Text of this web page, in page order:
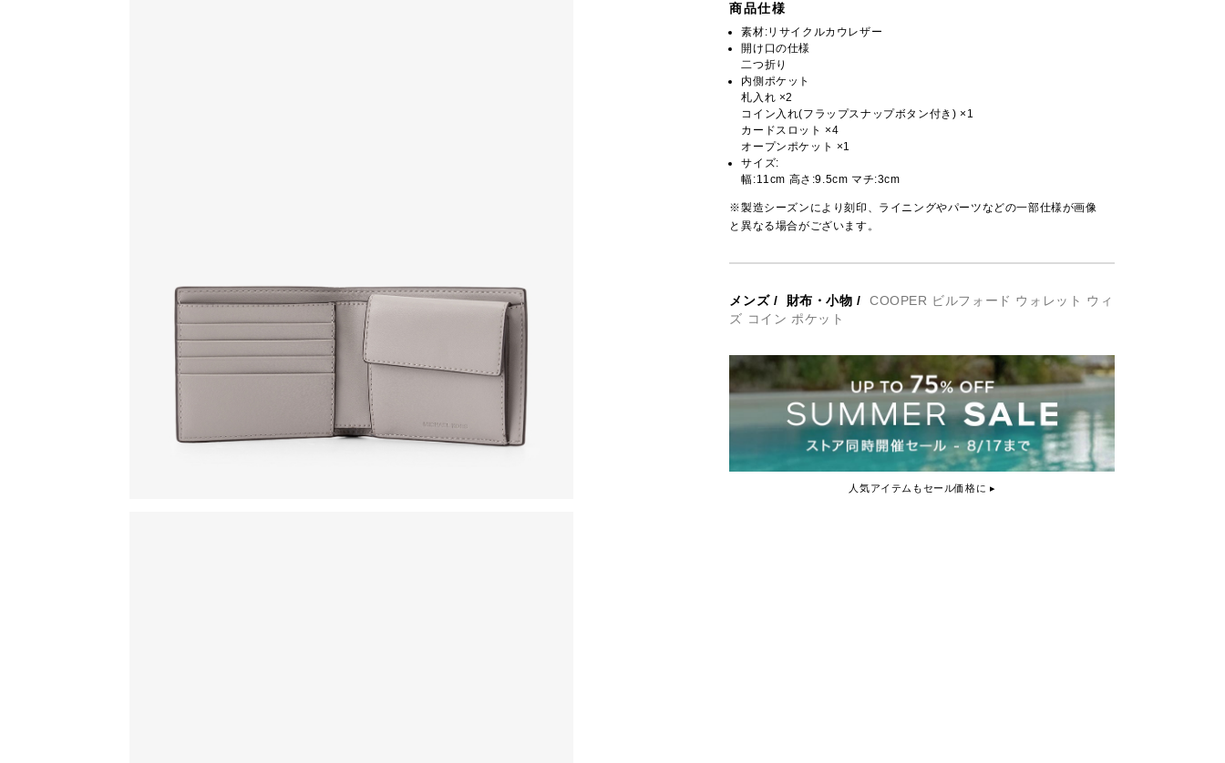
商品仕様
素材:リサイクルカウレザー
開け口の仕様
二つ折り
内側ポケット
札入れ ×2
コイン入れ(フラップスナップボタン付き) ×1
カードスロット ×4
オープンポケット ×1
サイズ:
幅:11cm 高さ:9.5cm マチ:3cm
※製造シーズンにより刻印、ライニングやパーツなどの一部仕様が画像
と異なる場合がございます。
メンズ/ 財布・小物 /
COOPER ビルフォード ウォレット ウィ
ズ コイン ポケット
人気アイテムもセール価格に ▸